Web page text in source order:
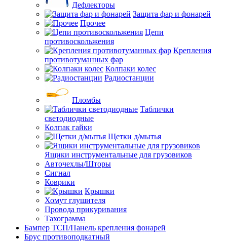
Дефлекторы
Защита фар и фонарей
Прочее
Цепи
противоскольжения
Крепления
противотуманных фар
Колпаки колес
Радиостанции
Пломбы
Таблички
светодиодные
Колпак гайки
Щетки д/мытья
Ящики инструментальные для грузовиков
Авточехлы/Шторы
Сигнал
Коврики
Крышки
Хомут глушителя
Провода прикуривания
Тахограмма
Бампер ТСП/Панель крепления фонарей
Брус противоподкатный